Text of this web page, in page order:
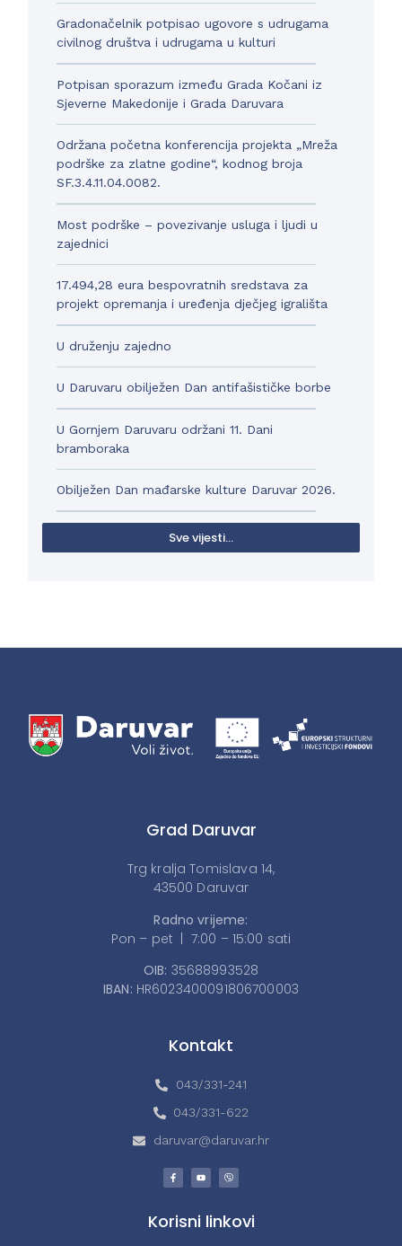
Gradonačelnik potpisao ugovore s udrugama
civilnog društva i udrugama u kulturi
Potpisan sporazum između Grada Kočani iz
Sjeverne Makedonije i Grada Daruvara
Održana početna konferencija projekta „Mreža
podrške za zlatne godine“, kodnog broja
SF.3.4.11.04.0082.
Most podrške – povezivanje usluga i ljudi u
zajednici
17.494,28 eura bespovratnih sredstava za
projekt opremanja i uređenja dječjeg igrališta
U druženju zajedno
U Daruvaru obilježen Dan antifašističke borbe
U Gornjem Daruvaru održani 11. Dani
bramboraka
Obilježen Dan mađarske kulture Daruvar 2026.
Sve vijesti...
Grad Daruvar
Trg kralja Tomislava 14,
43500 Daruvar
Radno vrijeme:
Pon – pet | 7:00 – 15:00 sati
OIB: 35688993528
IBAN: HR6023400091806700003
Kontakt
043/331-241
043/331-622
daruvar@daruvar.hr
Korisni linkovi